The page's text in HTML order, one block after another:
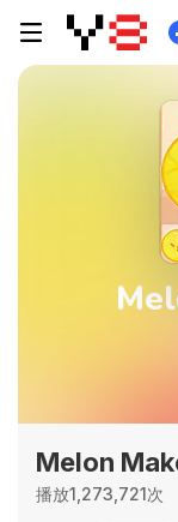
Melon
播放1,273,721次